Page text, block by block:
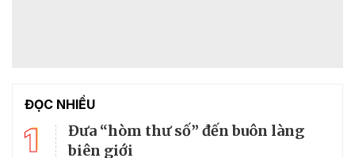
ĐỌC NHIỀU
1
Đưa “hòm thư số” đến buôn làng
biên giới